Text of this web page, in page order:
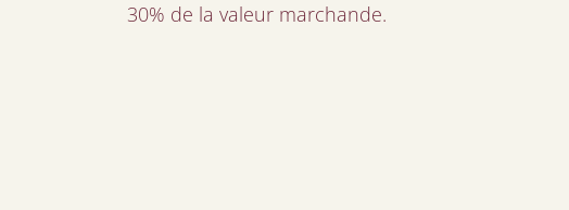
30% de la valeur marchande.